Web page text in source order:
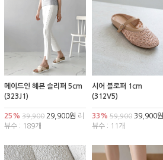
메이드인 헤븐 슬리퍼 5cm
(323J1)
25% 39,900 29,900원 리
뷰수 : 189개
시어 블로퍼 1cm
(312V5)
33% 59,90039,900원
뷰수 : 11개